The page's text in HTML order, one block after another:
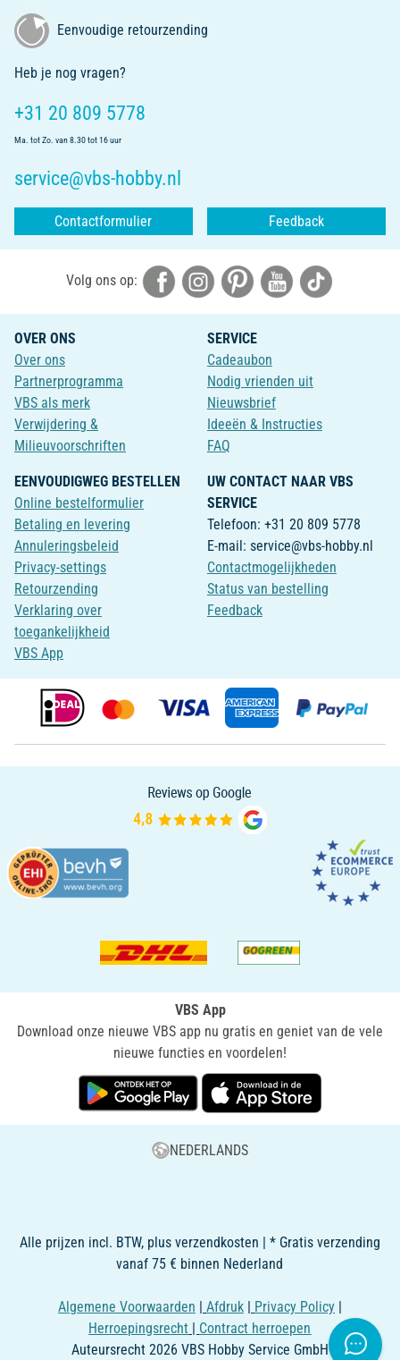
Eenvoudige retourzending
Heb je nog vragen?
+31 20 809 5778
Ma. tot Zo. van 8.30 tot 16 uur
service@vbs-hobby.nl
Contactformulier Feedback
Volg ons op:
OVER ONS
Over ons
Partnerprogramma
VBS als merk
Verwijdering &
Milieuvoorschriften
SERVICE
Cadeaubon
Nodig vrienden uit
Nieuwsbrief
Ideeën & Instructies
FAQ
EENVOUDIGWEG BESTELLEN
Online bestelformulier
Betaling en levering
Annuleringsbeleid
Privacy-settings
Retourzending
Verklaring over
toegankelijkheid
VBS App
UW CONTACT NAAR VBS
SERVICE
Telefoon: +31 20 809 5778
E-mail: service@vbs-hobby.nl
Contactmogelijkheden
Status van bestelling
Feedback
VBS App
Download onze nieuwe VBS app nu gratis en geniet van de vele
nieuwe functies en voordelen!
NEDERLANDS
Alle prijzen incl. BTW, plus verzendkosten | * Gratis verzending
vanaf 75 € binnen Nederland
Algemene Voorwaarden | Afdruk | Privacy Policy |
Herroepingsrecht | Contract herroepen
Auteursrecht 2026 VBS Hobby Service GmbH